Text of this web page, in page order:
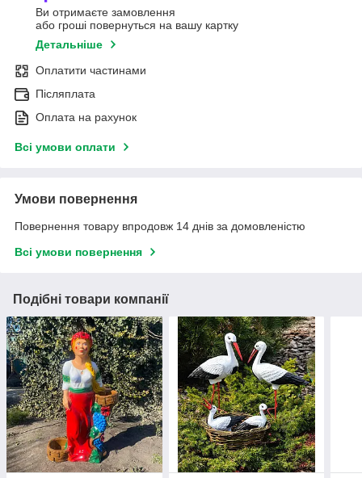
Ви отримаєте замовлення
або гроші повернуться на вашу картку
Детальніше
Оплатити частинами
Післяплата
Оплата на рахунок
Всі умови оплати
Умови повернення
Повернення товару впродовж 14 днів за домовленістю
Всі умови повернення
Подібні товари компанії